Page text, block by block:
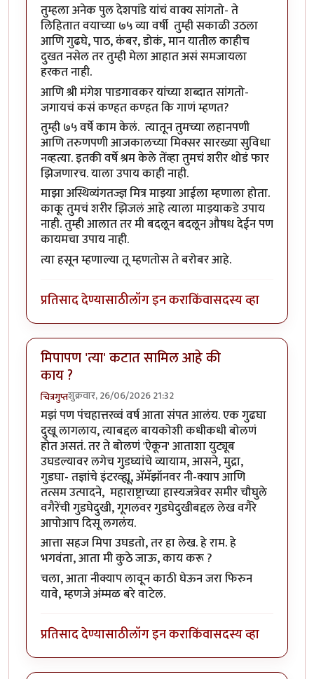
तुम्हला अनेक पुल देशपांडे यांचं वाक्य सांगतो- ते
लिहितात वयाच्या ७५ व्या वर्षी तुम्ही सकाळी उठला
आणि गुढघे, पाठ, कंबर, डोकं, मान यातील काहीच
दुखत नसेल तर तुम्ही मेला आहात असं समजायला
हरकत नाही.
आणि श्री मंगेश पाडगावकर यांच्या शब्दात सांगतो-
जगायचं कसं कण्हत कण्हत कि गाणं म्हणत?
तुम्ही ७५ वर्षे काम केलं. त्यातून तुमच्या लहानपणी
आणि तरुणपणी आजकालच्या मिक्सर सारख्या सुविधा
नव्हत्या. इतकी वर्षे श्रम केले तेंव्हा तुमचं शरीर थोडं फार
झिजणारच. याला उपाय काही नाही.
माझा अस्थिव्यंगतज्ज्ञ मित्र माझ्या आईला म्हणाला होता.
काकू तुमचं शरीर झिजलं आहे त्याला माझ्याकडे उपाय
नाही. तुम्ही आलात तर मी बदलून बदलून औषध देईन पण
कायमचा उपाय नाही.
त्या हसून म्हणाल्या तू म्हणतोस ते बरोबर आहे.
प्रतिसाद देण्यासाठीलॉग इन कराकिंवासदस्य व्हा
मिपापण 'त्या' कटात सामिल आहे की
काय ?
चित्रगुप्तशुक्रवार, 26/06/2026 21:32
मझं पण पंचहात्तरव्वं वर्ष आता संपत आलंय. एक गुढघा
दुखू लागलाय, त्याबद्दल बायकोशी कधीकधी बोलणं
होत असतं. तर ते बोलणं 'ऐकून' आताशा युट्यूब
उघडल्यावर लगेच गुडघ्यांचे व्यायाम, आसने, मुद्रा,
गुडघा- तज्ञांचे इंटरव्ह्यू, ॲमॅझॉनवर नी-क्याप आणि
तत्सम उत्पादने, महाराष्ट्राच्या हास्यजत्रेवर समीर चौघुले
वगैरेंची गुडघेदुखी, गूगलवर गुडघेदुखीबद्दल लेख वगैरे
आपोआप दिसू लगलंय.
आत्ता सहज मिपा उघडतो, तर हा लेख. हे राम. हे
भगवंता, आता मी कुठे जाऊ, काय करू ?
चला, आता नीक्याप लावून काठी घेऊन जरा फिरुन
यावे, म्हणजे अंम्मळ बरे वाटेल.
प्रतिसाद देण्यासाठीलॉग इन कराकिंवासदस्य व्हा